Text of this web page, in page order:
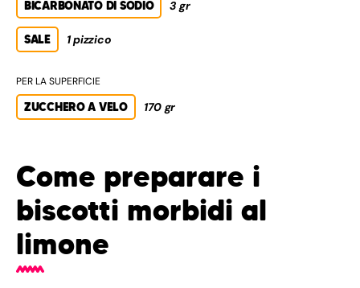
BICARBONATO DI SODIO 3 gr
SALE 1 pizzico
PER LA SUPERFICIE
ZUCCHERO A VELO 170 gr
Come preparare i
biscotti morbidi al
limone